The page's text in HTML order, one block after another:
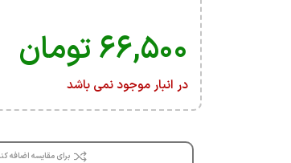
۶۶,۵۰۰تومان
در انبار موجود نمی باشد
برای مقایسه اضافه